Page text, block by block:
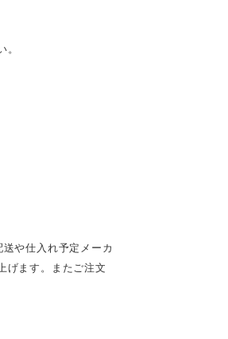
や仕入れ予定メーカ
げます。またご注文